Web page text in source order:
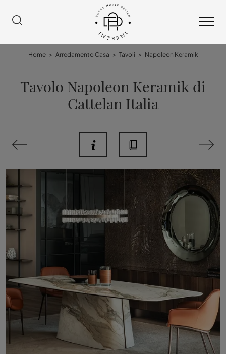
Home > Arredamento Casa > Tavoli > Napoleon Keramik
Tavolo Napoleon Keramik di
Cattelan Italia